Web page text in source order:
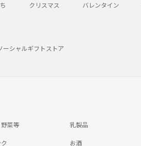
クリスマス バレンタイン
ーシャルギフトストア
菜等 乳製品
お酒